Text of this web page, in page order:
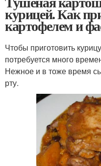
курицей. Как
картофелем и
Чтобы приготовить
потребуется много
Нежное и в тоже время
рту.